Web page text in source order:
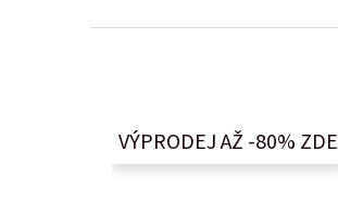
VÝPRODEJ AŽ -80% ZDE